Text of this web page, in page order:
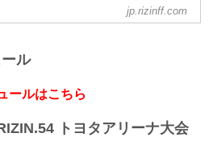
ここから何かが始まる、新しいスターが
「RIZIN TRIGGER」。
テーマに、主要都市を中心に開催して
る通常のナンバーシリーズやRIZIN
jp.rizinff.com
ル
ールはこちら
トヨタアリーナ大会